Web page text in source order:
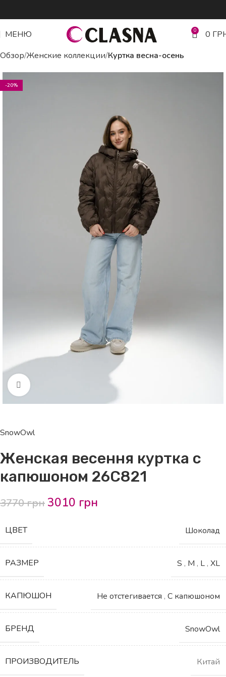
МЕНЮ 0 0
Обзор Женские коллекции Куртка весна-осень
-20%
Click to enlarge
SnowOwl
Женская весення куртка с
капюшоном 26С821
3770грн 3010 грн
ЦВЕТ Шоколад
РАЗМЕР S , M , L , XL
КАПЮШОН Не отстегивается , С капюшоном
БРЕНД SnowOwl
ПРОИЗВОДИТЕЛЬ Китай